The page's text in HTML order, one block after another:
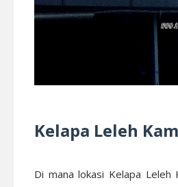
Kelapa Leleh
Di mana lokasi Kelapa Leleh